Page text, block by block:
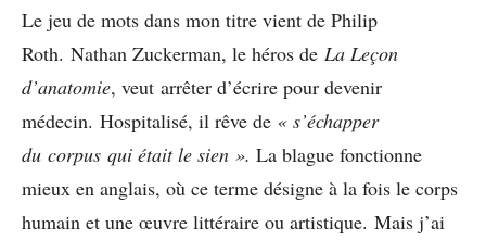
Le jeu de mots dans mon titre vient de Philip
Roth. Nathan Zuckerman, le héros de La Leçon
d’anatomie, veut arrêter d’écrire pour devenir
médecin. Hospitalisé, il rêve de « s’échapper
du corpus qui était le sien ». La blague fonctionne
mieux en anglais, où ce terme désigne à la fois le corps
humain et une œuvre littéraire ou artistique. Mais j’ai